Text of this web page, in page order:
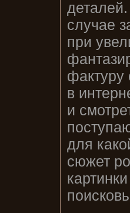
случае
при
фактуру
в
и
для
сюжет